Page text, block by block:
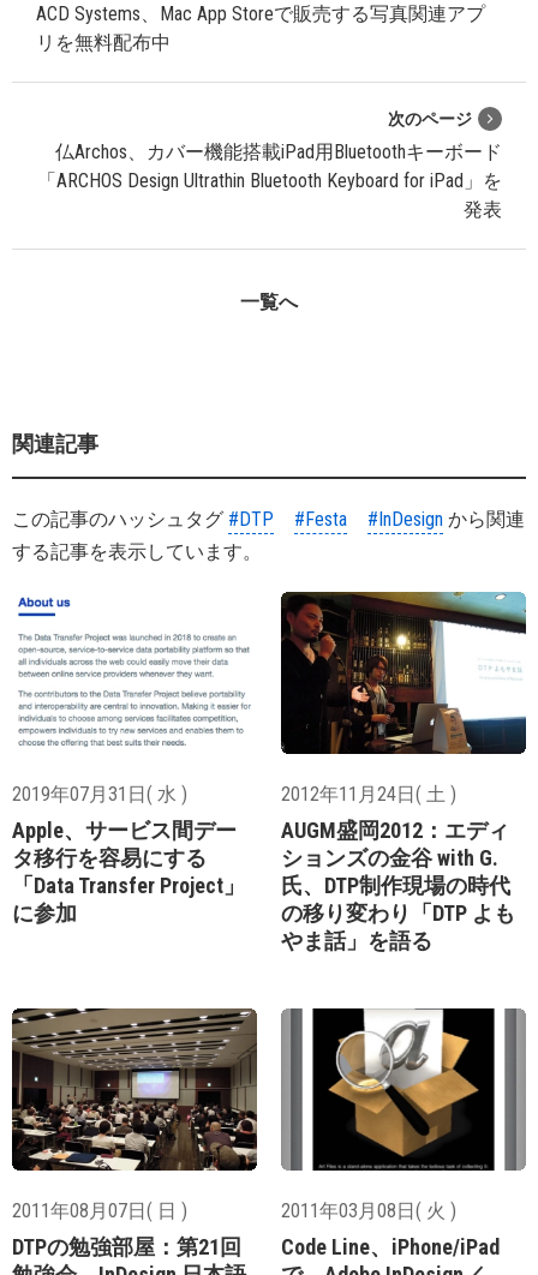
ACD Systems、Mac App Storeで販売する写真関連アプ
リを無料配布中
次のページ
仏Archos、カバー機能搭載iPad用Bluetoothキーボード
「ARCHOS Design Ultrathin Bluetooth Keyboard for iPad」を
発表
一覧へ
関連記事
この記事のハッシュタグ #DTP #Festa #InDesign から関連
する記事を表示しています。
2019年07月31日( 水 )
Apple、サービス間デー
タ移行を容易にする
「Data Transfer Project」
に参加
2012年11月24日( 土 )
AUGM盛岡2012：エディ
ションズの金谷 with G.
氏、DTP制作現場の時代
の移り変わり「DTP よも
やま話」を語る
2011年08月07日( 日 )
DTPの勉強部屋：第21回
2011年03月08日( 火 )
Code Line、iPhone/iPad